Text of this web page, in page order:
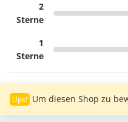
2
Sterne
1
Sterne
Um diesen Shop zu